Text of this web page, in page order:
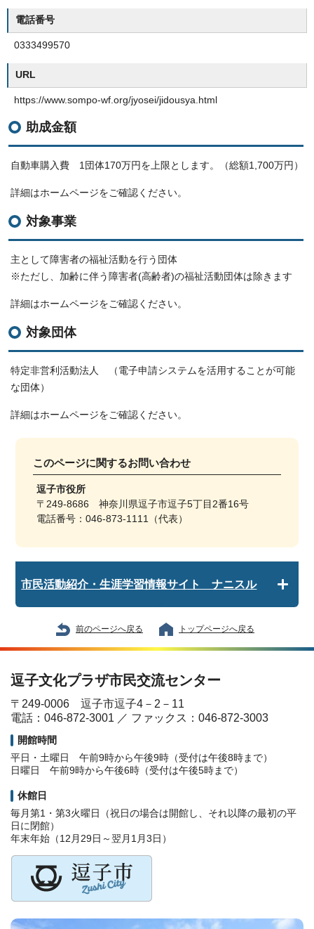
電話番号
0333499570
URL
https://www.sompo-wf.org/jyosei/jidousya.html
助成金額
自動車購入費 1団体170万円を上限とします。（総額1,700万円）
詳細はホームページをご確認ください。
対象事業
主として障害者の福祉活動を行う団体
※ただし、加齢に伴う障害者(高齢者)の福祉活動団体は除きます
詳細はホームページをご確認ください。
対象団体
特定非営利活動法人 （電子申請システムを活用することが可能
な団体）
詳細はホームページをご確認ください。
このページに関するお問い合わせ
逗子市役所
〒249-8686 神奈川県逗子市逗子5丁目2番16号
電話番号：046-873-1111（代表）
市民活動紹介・生涯学習情報サイト ナニスル
前のページへ戻る トップページへ戻る
逗子文化プラザ市民交流センター
〒249-0006 逗子市逗子4－2－11
電話：046-872-3001 ／ ファックス：046-872-3003
開館時間
平日・土曜日 午前9時から午後9時（受付は午後8時まで）
日曜日 午前9時から午後6時（受付は午後5時まで）
休館日
毎月第1・第3火曜日（祝日の場合は開館し、それ以降の最初の平
日に閉館）
年末年始（12月29日～翌月1月3日）